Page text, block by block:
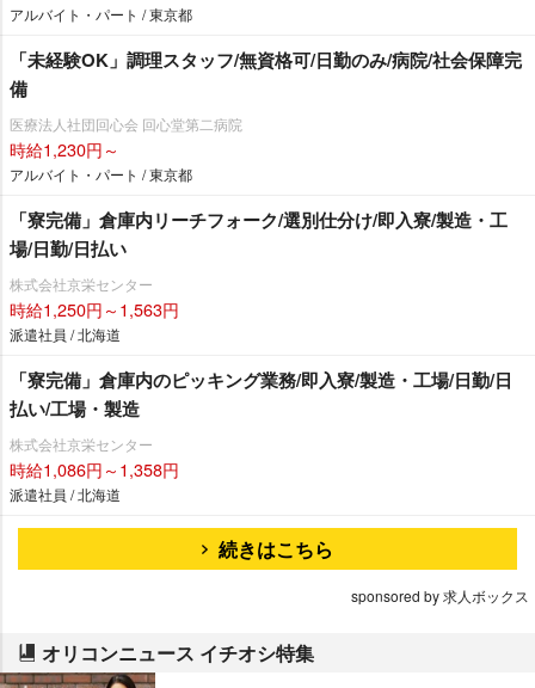
アルバイト・パート / 東京都
「未経験OK」調理スタッフ/無資格可/日勤のみ/病院/社会保障完
備
医療法人社団回心会 回心堂第二病院
時給1,230円～
アルバイト・パート / 東京都
「寮完備」倉庫内リーチフォーク/選別仕分け/即入寮/製造・工
場/日勤/日払い
株式会社京栄センター
時給1,250円～1,563円
派遣社員 / 北海道
「寮完備」倉庫内のピッキング業務/即入寮/製造・工場/日勤/日
払い/工場・製造
株式会社京栄センター
時給1,086円～1,358円
派遣社員 / 北海道
続きはこちら
sponsored by 求人ボックス
オリコンニュース イチオシ特集